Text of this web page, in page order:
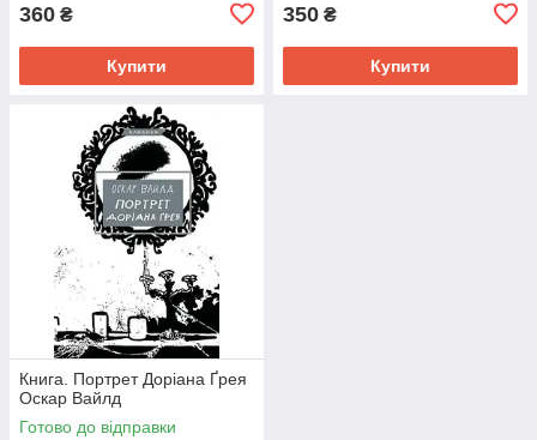
360 ₴
Купити
350 ₴
Купити
Книга. Портрет Доріана Ґрея
Оскар Вайлд
Готово до відправки